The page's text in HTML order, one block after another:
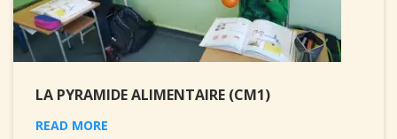
LA PYRAMIDE ALIMENTAIRE (CM1)
READ MORE